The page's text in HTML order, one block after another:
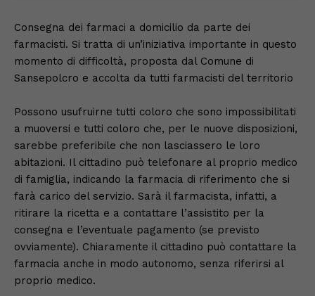
Consegna dei farmaci a domicilio da parte dei
farmacisti. Si tratta di un’iniziativa importante in questo
momento di difficoltà, proposta dal Comune di
Sansepolcro e accolta da tutti farmacisti del territorio
Possono usufruirne tutti coloro che sono impossibilitati
a muoversi e tutti coloro che, per le nuove disposizioni,
sarebbe preferibile che non lasciassero le loro
abitazioni. Il cittadino può telefonare al proprio medico
di famiglia, indicando la farmacia di riferimento che si
farà carico del servizio. Sarà il farmacista, infatti, a
ritirare la ricetta e a contattare l’assistito per la
consegna e l’eventuale pagamento (se previsto
ovviamente). Chiaramente il cittadino può contattare la
farmacia anche in modo autonomo, senza riferirsi al
proprio medico.